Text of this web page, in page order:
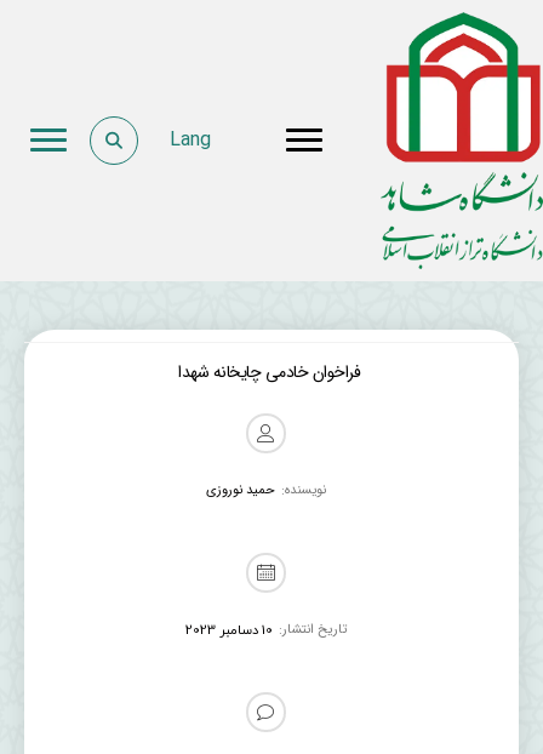
Lang
فراخوان خادمی چایخانه شهدا
نویسنده: حمید نوروزی
تاریخ انتشار: 10 دسامبر 2023